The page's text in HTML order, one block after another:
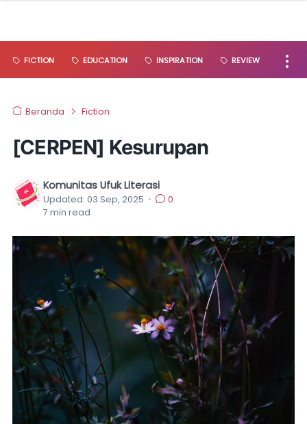
FICTION EDUCATION INSPIRATION REVIEW
Beranda Fiction
[CERPEN] Kesurupan
Komunitas Ufuk Literasi
Updated: 03 Sep, 2025 •
0
7 min read